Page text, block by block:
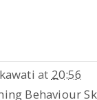
at 20:56
Behaviour